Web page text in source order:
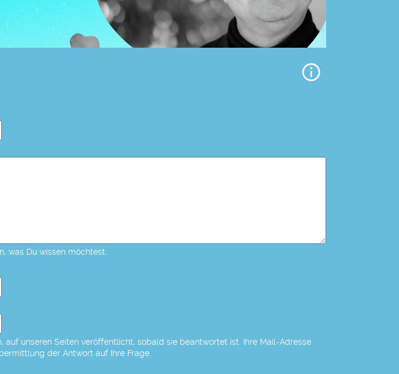
was Du wissen möchtest.
unseren Seiten veröffentlicht, sobald sie beantwortet ist. Ihre Mail-Adresse
der Antwort auf Ihre Frage.